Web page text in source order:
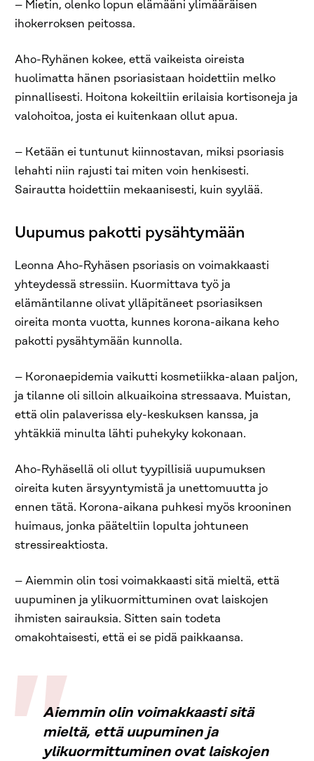
– Mietin, olenko lopun elämääni ylimääräisen
ihokerroksen peitossa.
Aho-Ryhänen kokee, että vaikeista oireista
huolimatta hänen psoriasistaan hoidettiin melko
pinnallisesti. Hoitona kokeiltiin erilaisia kortisoneja ja
valohoitoa, josta ei kuitenkaan ollut apua.
– Ketään ei tuntunut kiinnostavan, miksi psoriasis
lehahti niin rajusti tai miten voin henkisesti.
Sairautta hoidettiin mekaanisesti, kuin syylää.
Uupumus pakotti pysähtymään
Leonna Aho-Ryhäsen psoriasis on voimakkaasti
yhteydessä stressiin. Kuormittava työ ja
elämäntilanne olivat ylläpitäneet psoriasiksen
oireita monta vuotta, kunnes korona-aikana keho
pakotti pysähtymään kunnolla.
– Koronaepidemia vaikutti kosmetiikka-alaan paljon,
ja tilanne oli silloin alkuaikoina stressaava. Muistan,
että olin palaverissa ely-keskuksen kanssa, ja
yhtäkkiä minulta lähti puhekyky kokonaan.
Aho-Ryhäsellä oli ollut tyypillisiä uupumuksen
oireita kuten ärsyyntymistä ja unettomuutta jo
ennen tätä. Korona-aikana puhkesi myös krooninen
huimaus, jonka pääteltiin lopulta johtuneen
stressireaktiosta.
– Aiemmin olin tosi voimakkaasti sitä mieltä, että
uupuminen ja ylikuormittuminen ovat laiskojen
ihmisten sairauksia. Sitten sain todeta
omakohtaisesti, että ei se pidä paikkaansa.
Aiemmin olin voimakkaasti sitä
mieltä, että uupuminen ja
ylikuormittuminen ovat laiskojen